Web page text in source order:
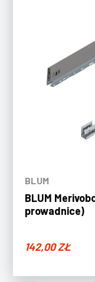
BLUM
BLUM
prowadnice)
142,00ZŁ